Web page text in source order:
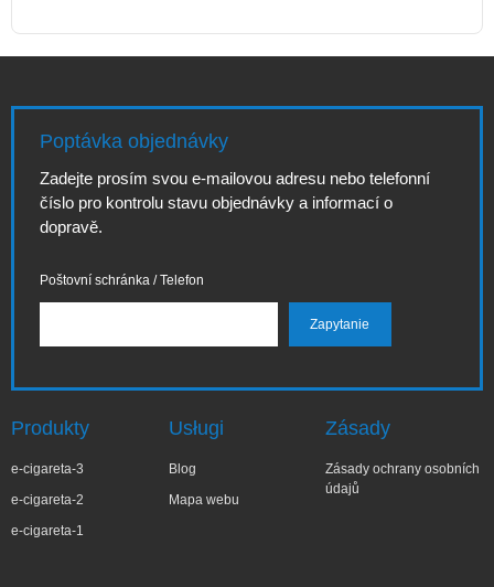
Poptávka objednávky
Zadejte prosím svou e-mailovou adresu nebo telefonní
číslo pro kontrolu stavu objednávky a informací o
dopravě.
Poštovní schránka / Telefon
Produkty
e-cigareta-3
e-cigareta-2
e-cigareta-1
Usługi
Blog
Mapa webu
Zásady
Zásady ochrany osobních
údajů